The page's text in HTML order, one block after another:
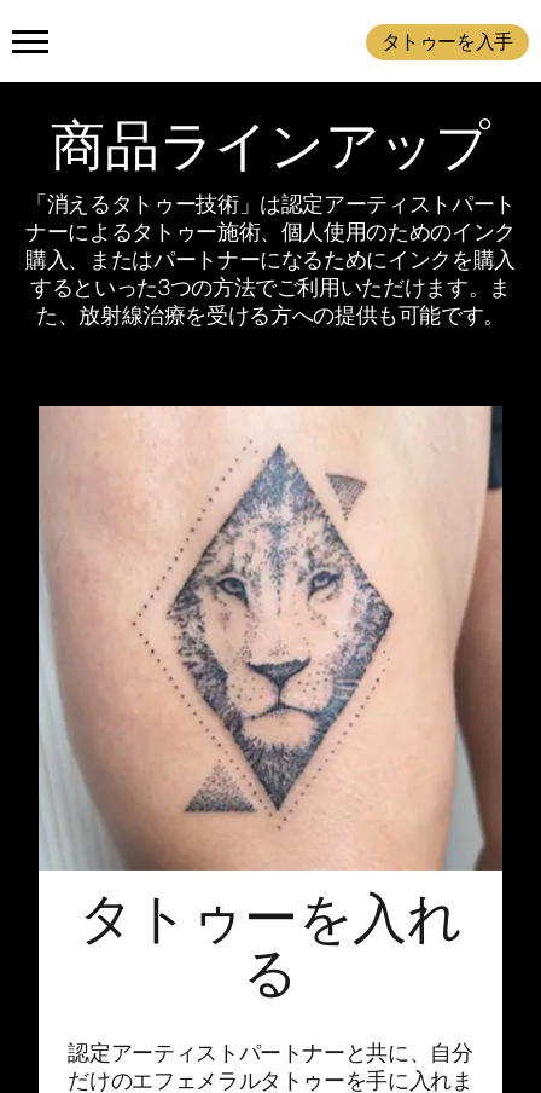
タトゥーを入手
ホーム
製品
タトゥーを入手 インクを購入 放射
タトゥーの例
私たちについて
商品ラインアップ
「消えるタトゥー技術」は認定アーティストパート
ナーによるタトゥー施術、個人使用のためのインク
購入、またはパートナーになるためにインクを購入
するといった3つの方法でご利用いただけます。ま
た、放射線治療を受ける方への提供も可能です。
タトゥーを入れ
る
認定アーティストパートナーと共に、自分
だけのエフェメラルタトゥーを手に入れま